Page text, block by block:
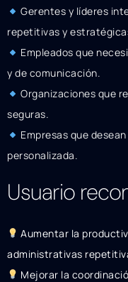
Gerentes y líderes
repetitivas y
Empleados que
y de comunicación.
Organizaciones que
seguras.
Empresas que
personalizada.
Usuario
Aumentar la
administrativas
Mejorar la